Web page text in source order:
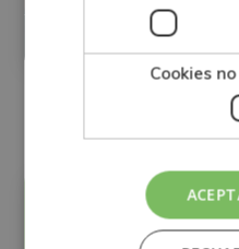
Cookies